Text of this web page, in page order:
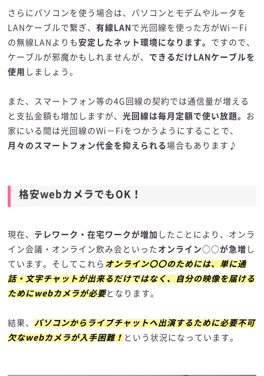
さらにパソコンを使う場合は、パソコンとモデムやルータを
LANケーブルで繋ぎ、有線LAN で光回線を使った方がWi－Fi
の無線LANよりも安定したネット環境になります。 ですので、
ケーブルが邪魔かもしれませんが、 できるだけLANケーブルを
使用 しましょう。
また、スマートフォン等の4G回線の契約では通信量が増える
と支払金額も増加しますが、光回線は毎月定額で使い放題。 お
家にいる間は光回線のWi－Fiをつかうようにすることで、
月々のスマートフォン代金を抑えられる場合もあります♪
格安webカメラでもOK！
現在、 テレワーク・在宅ワークが増加 したことにより、オンラ
イン会議・オンライン飲み会といった オンライン○○が急増 し
ています。そしてこれら オンライン〇〇のためには、単に通
話・文字チャットが出来るだけではなく、自分の映像を届ける
ためにwebカメラが必要となります。
結果、 パソコンからライブチャットへ出演するために必要不可
欠なwebカメラが入手困難！ という状況になっています。